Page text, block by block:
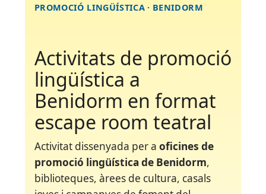
PROMOCIÓ LINGÜÍSTICA · BENIDORM
Activitats de promoció
lingüística a
Benidorm en format
escape room teatral
Activitat dissenyada per a oficines de
promoció lingüística de Benidorm,
biblioteques, àrees de cultura, casals